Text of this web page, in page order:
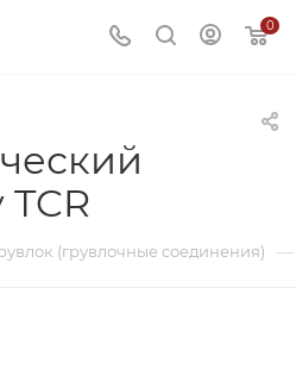
0
(грувлочные соединения) —